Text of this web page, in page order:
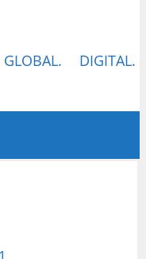
DIGITAL.